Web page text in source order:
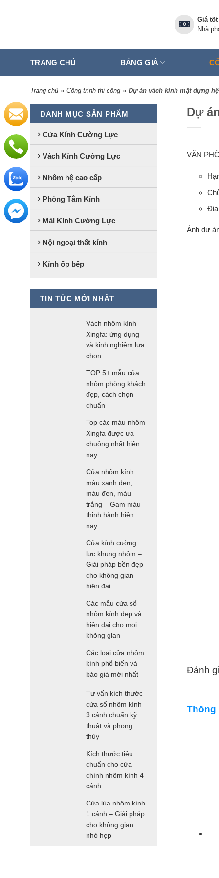
Giá tốt
Nhà
TRANG CHỦ BẢNG GIÁ
Trang chủ » Công trình thi công » Dự án vách kính mặt dựng
DANH MỤC SẢN PHẨM
Cửa Kính Cường Lực
Vách Kính Cường Lực
Nhôm hệ cao cấp
Phòng Tắm Kính
Mái Kính Cường Lực
Nội ngoại thất kính
Kính ốp bếp
TIN TỨC MỚI NHẤT
Vách nhôm kính
Xingfa: ứng dụng
và kinh nghiệm lựa
chọn
TOP 5+ mẫu cửa
nhôm phòng khách
đẹp, cách chọn
chuẩn
Top các màu nhôm
Xingfa được ưa
chuộng nhất hiện
nay
Cửa nhôm kính
màu xanh đen,
màu đen, màu
trắng – Gam màu
thịnh hành hiện
nay
Cửa kính cường
lực khung nhôm –
Giải pháp bền đẹp
cho không gian
hiện đại
Các mẫu cửa sổ
nhôm kính đẹp và
hiện đại cho mọi
không gian
Các loại cửa nhôm
kính phổ biến và
báo giá mới nhất
Tư vấn kích thước
cửa sổ nhôm kính
3 cánh chuẩn kỹ
thuật và phong
thủy
Kích thước tiêu
chuẩn cho cửa
chính nhôm kính 4
cánh
Cửa lùa nhôm kính
1 cánh – Giải pháp
cho không gian
nhỏ hẹp
Dự
VĂN
Địa
Ảnh dự
Đánh
Thông